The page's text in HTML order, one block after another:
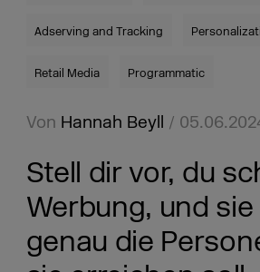
Adserving and Tracking
Retail Media Programmatic
Von Hannah Beyll /
Stell dir vor, du
Werbung, und
genau die